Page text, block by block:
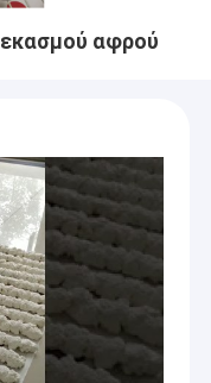
αφρού